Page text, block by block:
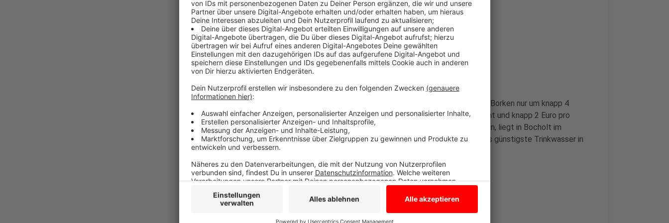
Anzeige
Trinkwasser NRW-weit in Legden am günstigsten
Anzeige
In den vergangenen 10 Jahren ist der Durchschnittspreis im Kreis Borken nur um knapp 4
Prozent gestiegen. Je nach Wohnort müssen wir zwischen 65 Cent und knapp 2 Euro pro
Kubikmeter Trinkwasser zahlen. Der Preis in Ahaus ist am höchsten, liegt in Bocholt im
Mittelfeld und ist in Legden am niedrigsten. Legden hat damit das günstigste Trinkwasser in
ganz NRW.
Abwasser ist in Reken landesweit am billigsten.